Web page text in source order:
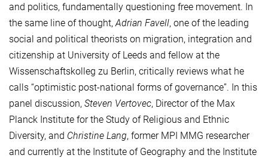
and politics, fundamentally questioning free movement. In
the same line of thought,Adrian Favell, one of the leading
social and political theorists on migration, integration and
citizenship at University of Leeds and fellow at the
Wissenschaftskolleg zu Berlin, critically reviews what he
calls “optimistic post-national forms of governance”. In this
panel discussion, Steven Vertovec, Director of the Max
Planck Institute for the Study of Religious and Ethnic
Diversity, and Christine Lang, former MPI MMG researcher
and currently at the Institute of Geography and the Institute